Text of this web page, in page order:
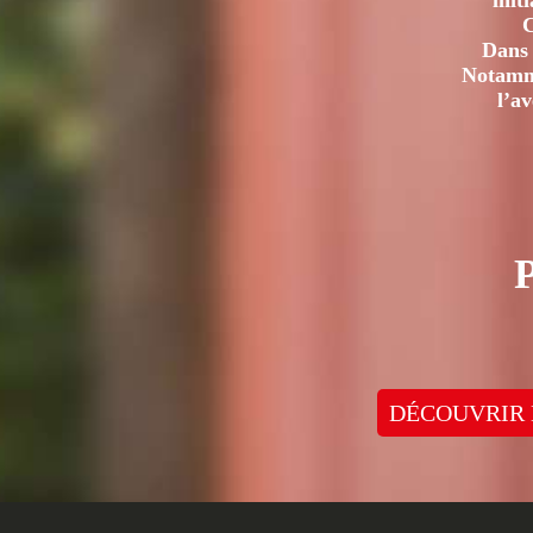
DÉCOUVRIR